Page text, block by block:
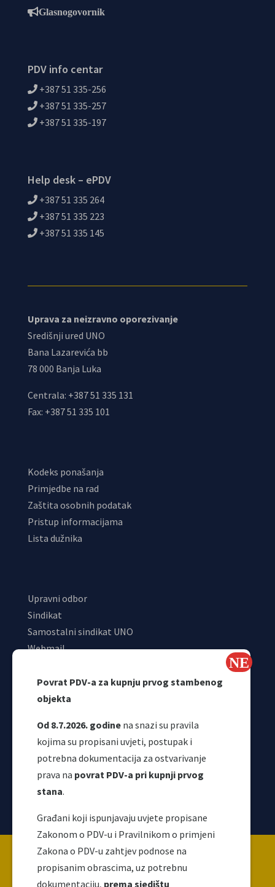
Povrat PDV-a za kupnju prvog stambenog
objekta
Od 8.7.2026. godine na snazi su pravila
kojima su propisani uvjeti, postupak i
potrebna dokumentacija za ostvarivanje
prava na povrat PDV-a pri kupnji prvog
stana.
Građani koji ispunjavaju uvjete propisane
Zakonom o PDV-u i Pravilnikom o primjeni
Zakona o PDV-u zahtjev podnose na
propisanim obrascima, uz potrebnu
dokumentaciju, prema sjedištu
Glasnogovornik
PDV info centar
+387 51 335-256
+387 51 335-257
+387 51 335-197
Help desk – ePDV
+387 51 335 264
+387 51 335 223
+387 51 335 145
Uprava za neizravno oporezivanje
Središnji ured UNO
Bana Lazarevića bb
78 000 Banja Luka
Centrala: +387 51 335 131
Fax: +387 51 335 101
Kodeks ponašanja
Primjedbe na rad
Zaštita osobnih podatak
Pristup informacijama
Lista dužnika
Upravni odbor
Sindikat
Samostalni sindikat UNO
Webmail
Korisni linkovi
Copyright ©2026 Uprava za indirektno / neizravno
oporezivanje BiH